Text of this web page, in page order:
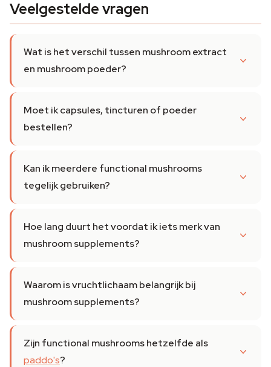
Veelgestelde vragen
Wat is het verschil tussen mushroom extract
en mushroom poeder?
Moet ik capsules, tincturen of poeder
bestellen?
Kan ik meerdere functional mushrooms
tegelijk gebruiken?
Hoe lang duurt het voordat ik iets merk van
mushroom supplements?
Waarom is vruchtlichaam belangrijk bij
mushroom supplements?
Zijn functional mushrooms hetzelfde als
paddo's?